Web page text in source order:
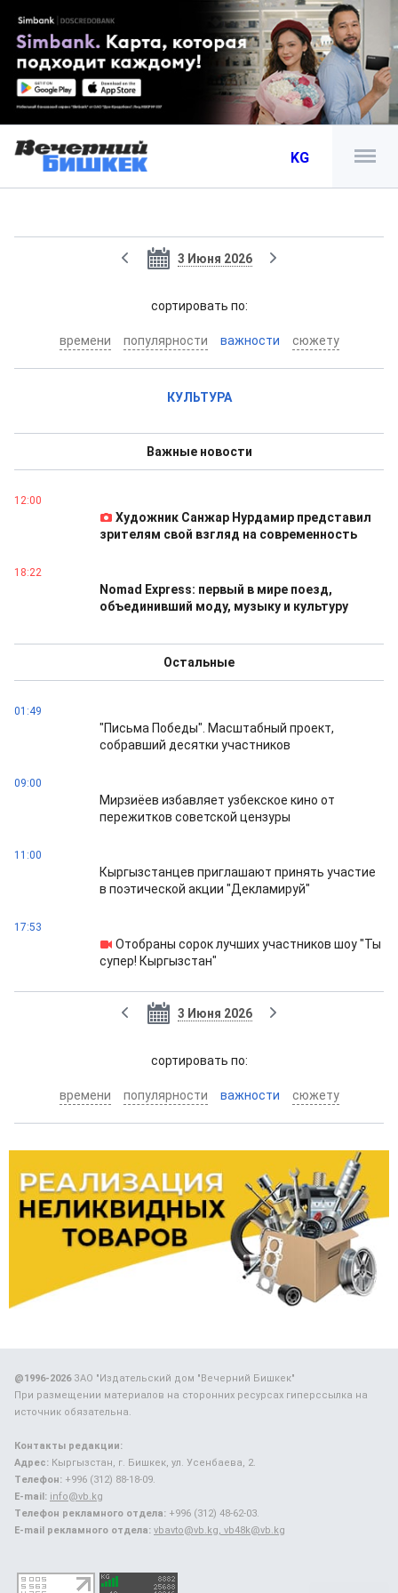
KG
3 Июня 2026
cортировать по:
времени популярности важности сюжету
КУЛЬТУРА
Важные новости
12:00
Художник Санжар Нурдамир представил
зрителям свой взгляд на современность
18:22
Nomad Express: первый в мире поезд,
объединивший моду, музыку и культуру
Остальные
01:49
"Письма Победы". Масштабный проект,
собравший десятки участников
09:00
Мирзиёев избавляет узбекское кино от
пережитков советской цензуры
11:00
Кыргызстанцев приглашают принять участие
в поэтической акции "Декламируй"
17:53
Отобраны сорок лучших участников шоу "Ты
супер! Кыргызстан"
3 Июня 2026
cортировать по:
времени популярности важности сюжету
@1996-2026ЗАО "Издательский дом "Вечерний Бишкек"
При размещении материалов на сторонних ресурсах гиперссылка на
источник обязательна.
Контакты редакции:
Адрес: Кыргызстан, г. Бишкек, ул. Усенбаева, 2.
Телефон: +996 (312) 88-18-09.
E-mail: info@vb.kg
Телефон рекламного отдела: +996 (312) 48-62-03.
E-mail рекламного отдела: vbavto@vb.kg, vb48k@vb.kg